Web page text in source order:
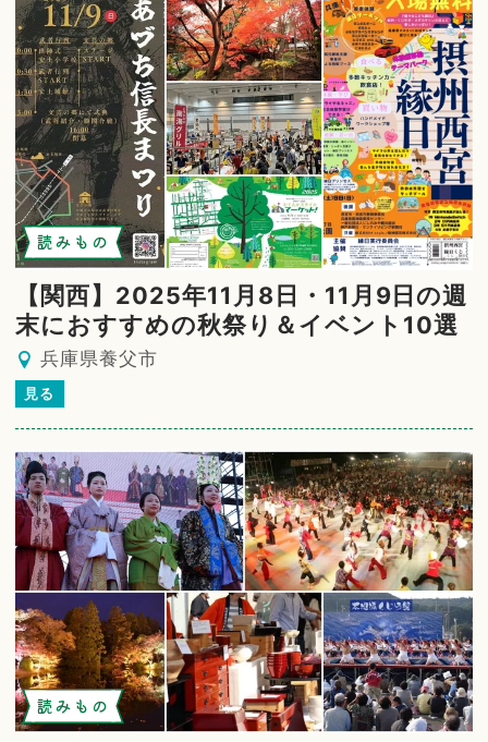
読みもの
【関西】2025年11月8日・11月9日の週
末におすすめの秋祭り＆イベント10選
兵庫県養父市
見る
読みもの